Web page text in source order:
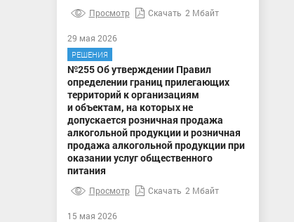
Просмотр Скачать 2 Мбайт
29 мая 2026
РЕШЕНИЯ
№255 Об утверждении Правил
определении границ прилегающих
территорий к организациям
и объектам, на которых не
допускается розничная продажа
алкогольной продукции и розничная
продажа алкогольной продукции при
оказании услуг общественного
питания
Просмотр Скачать 2 Мбайт
15 мая 2026